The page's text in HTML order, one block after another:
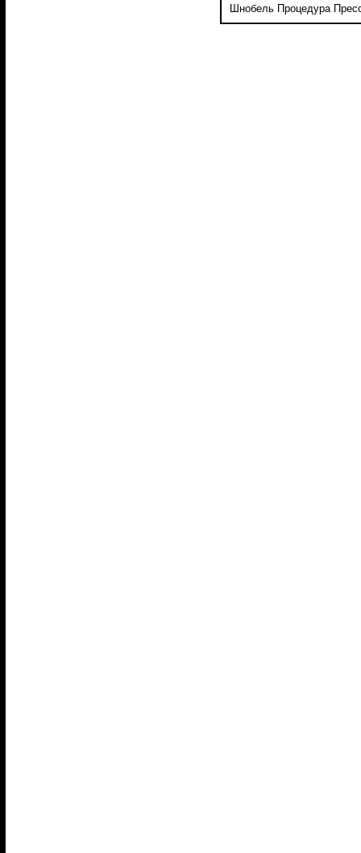
Шнобель Процедура